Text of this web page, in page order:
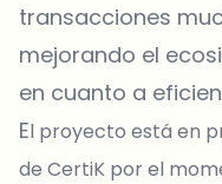
transacciones
mejorando el
en cuanto a
El proyecto está en
de CertiK por el